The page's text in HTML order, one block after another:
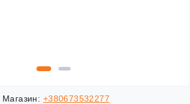
Магазин: +380673532277